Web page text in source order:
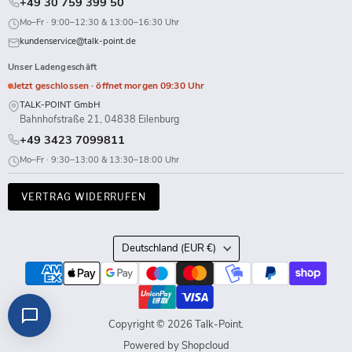
Mo–Fr · 9:00–12:30 & 13:00–16:30 Uhr
kundenservice@talk-point.de
Unser Ladengeschäft
Jetzt geschlossen · öffnet morgen 09:30 Uhr
TALK-POINT GmbH
Bahnhofstraße 21, 04838 Eilenburg
+49 3423 7099811
Mo–Fr · 9:30–13:00 & 13:30–18:00 Uhr
VERTRAG WIDERRUFEN
Land
Deutschland (EUR €)
Copyright © 2026 Talk-Point.
Powered by Shopcloud